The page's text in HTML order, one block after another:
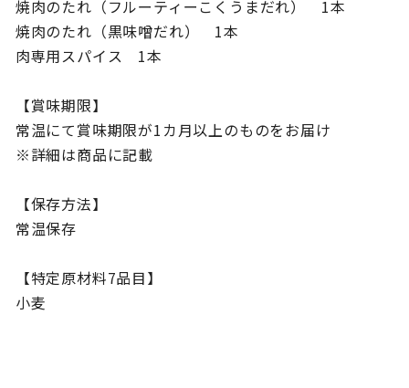
焼肉のたれ（フルーティーこくうまだれ） 1本
焼肉のたれ（黒味噌だれ） 1本
肉専用スパイス 1本
【賞味期限】
常温にて賞味期限が1カ月以上のものをお届け
※詳細は商品に記載
【保存方法】
常温保存
【特定原材料7品目】
小麦